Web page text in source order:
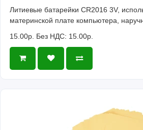
Литиевые батарейки CR2016 3V,
материнской плате компьютера,
15.00р. Без НДС: 15.00р.